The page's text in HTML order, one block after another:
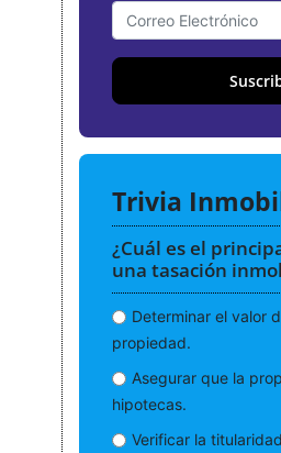
Trivia
¿Cuál es el
una tasación
Determinar el valor
propiedad.
Asegurar que la
hipotecas.
Verificar la